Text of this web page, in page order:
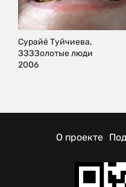
Сурайё Туйчиева,
ЗЗЗЗолотые люди
2006
О проекте